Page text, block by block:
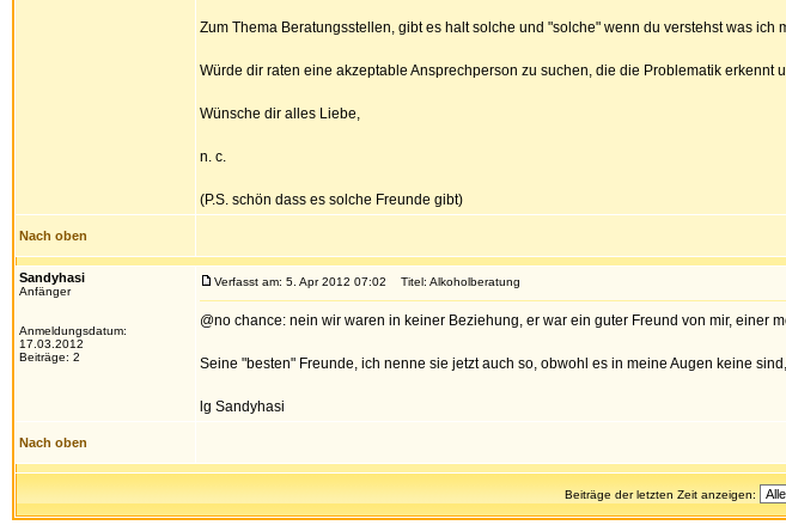
Zum Thema Beratungsstellen, gibt es halt solche und "solche" wenn du verstehst was ich
Würde dir raten eine akzeptable Ansprechperson zu suchen, die die Problematik
Wünsche dir alles Liebe,
n. c.
(P.S. schön dass es solche Freunde gibt)
Nach oben
Sandyhasi
Anfänger
Anmeldungsdatum:
17.03.2012
Beiträge: 2
Verfasst am: 5. Apr 2012 07:02 Titel: Alkoholberatung
@no chance: nein wir waren in keiner Beziehung, er war ein guter Freund von mir, einer
Seine "besten" Freunde, ich nenne sie jetzt auch so, obwohl es in meine Augen keine
lg Sandyhasi
Nach oben
Beiträge der letzten Zeit anzeigen: